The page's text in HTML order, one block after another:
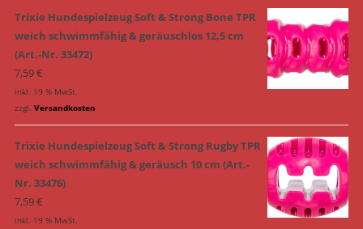
Trixie Hundespielzeug Soft & Strong Bone TPR
weich schwimmfähig & geräuschlos 12,5 cm
(Art.-Nr. 33472)
7,59€
inkl. 19 % MwSt.
zzgl. Versandkosten
Trixie Hundespielzeug Soft & Strong Rugby TPR
weich schwimmfähig & geräusch 10 cm (Art.-
Nr. 33476)
7,59€
inkl. 19 % MwSt.